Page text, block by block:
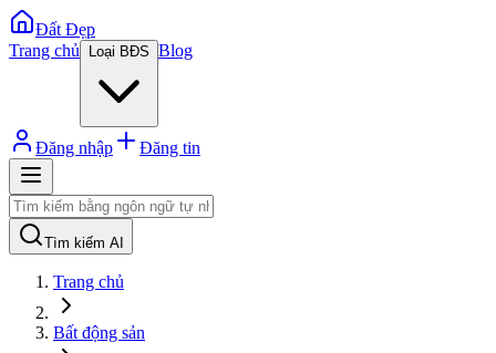
Đất Đẹp
Trang chủ
Loại BĐS Blog
Đăng nhập Đăng tin
Tìm kiếm AI
Trang chủ
Bất động sản